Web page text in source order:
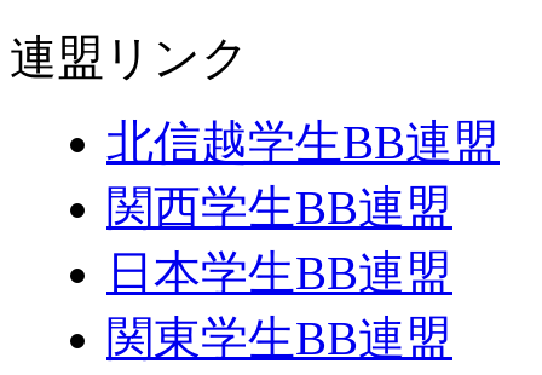
連盟リンク
北信越学生BB連盟
関西学生BB連盟
日本学生BB連盟
関東学生BB連盟